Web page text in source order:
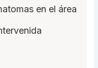
en el área